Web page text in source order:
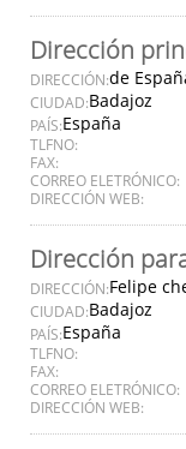
Dirección
DIRECCIÓN:de
CIUDAD:Badajoz
PAÍS:España
TLFNO:
FAX:
CORREO ELETRÓNICO:
DIRECCIÓN WEB:
Dirección
DIRECCIÓN:Felipe
CIUDAD:Badajoz
PAÍS:España
TLFNO:
FAX:
CORREO ELETRÓNICO:
DIRECCIÓN WEB: